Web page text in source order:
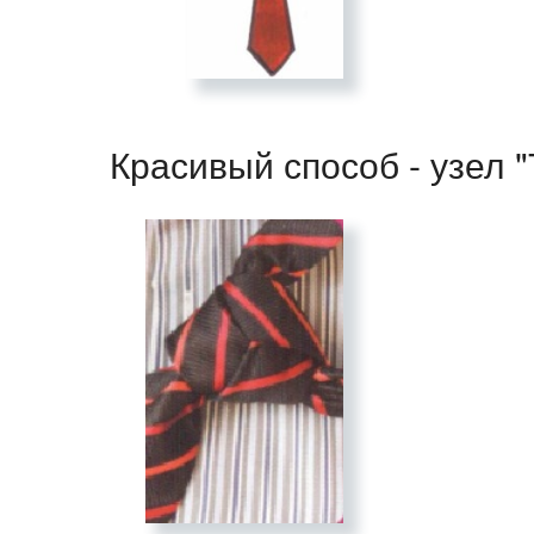
Красивый способ - узел